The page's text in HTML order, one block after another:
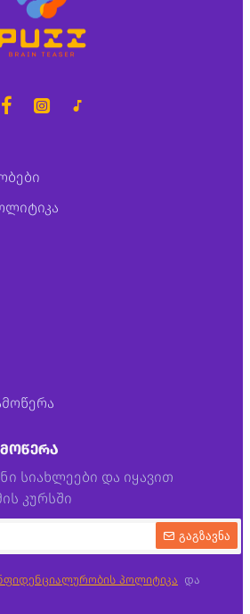
სიახლეები და იყავით
კურსში
გაგზავნა
პოლიტიკა
და